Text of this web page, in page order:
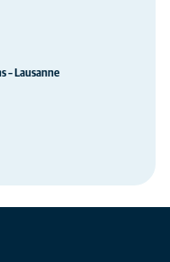
– Lausanne